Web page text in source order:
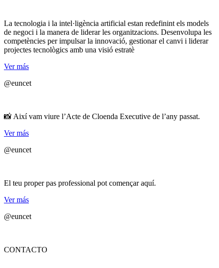
La tecnologia i la intel·ligència artificial estan redefinint els models
de negoci i la manera de liderar les organitzacions. Desenvolupa les
competències per impulsar la innovació, gestionar el canvi i liderar
projectes tecnològics amb una visió estratè
Ver más
@euncet
📸 Així vam viure l’Acte de Cloenda Executive de l’any passat.
Ver más
@euncet
El teu proper pas professional pot començar aquí.
Ver más
@euncet
CONTACTO